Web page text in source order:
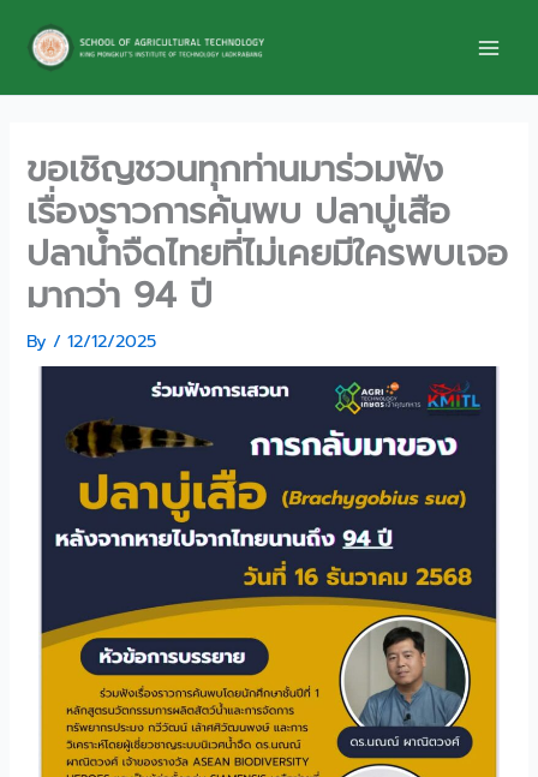
content
ขอเชิญชวนทุกท่านมาร่วมฟัง
เรื่องราวการค้นพบ ปลาบู่เสือ
ปลาน้ำจืดไทยที่ไม่เคยมีใครพบเจอ
มากว่า 94 ปี
By/12/12/2025